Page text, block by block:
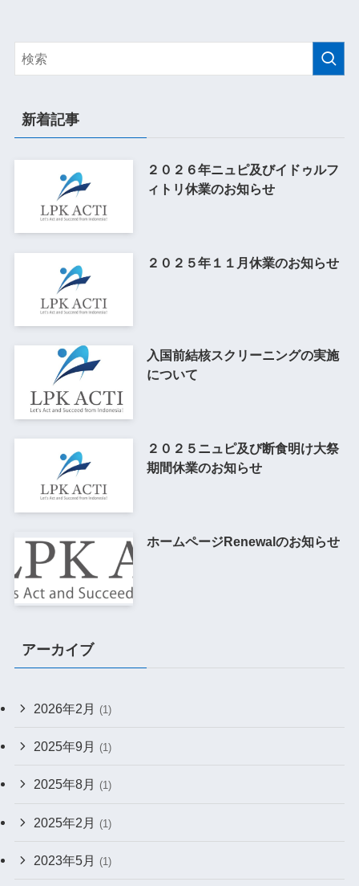
新着記事
２０２６年ニュピ及びイドゥルフ
ィトリ休業のお知らせ
２０２５年１１月休業のお知らせ
入国前結核スクリーニングの実施
について
２０２５ニュピ及び断食明け大祭
期間休業のお知らせ
ホームページRenewalのお知らせ
アーカイブ
2026年2月 (1)
2025年9月 (1)
2025年8月 (1)
2025年2月 (1)
2023年5月 (1)